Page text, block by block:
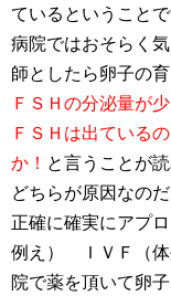
ているということで
病院ではおそらく
師としたら卵子の
ＦＳＨの分泌量が
ＦＳＨは出ている
か！ と言うことが
どちらが原因なの
正確に確実にアプ
例え） ＩＶＦ（体
院で薬を頂いて卵